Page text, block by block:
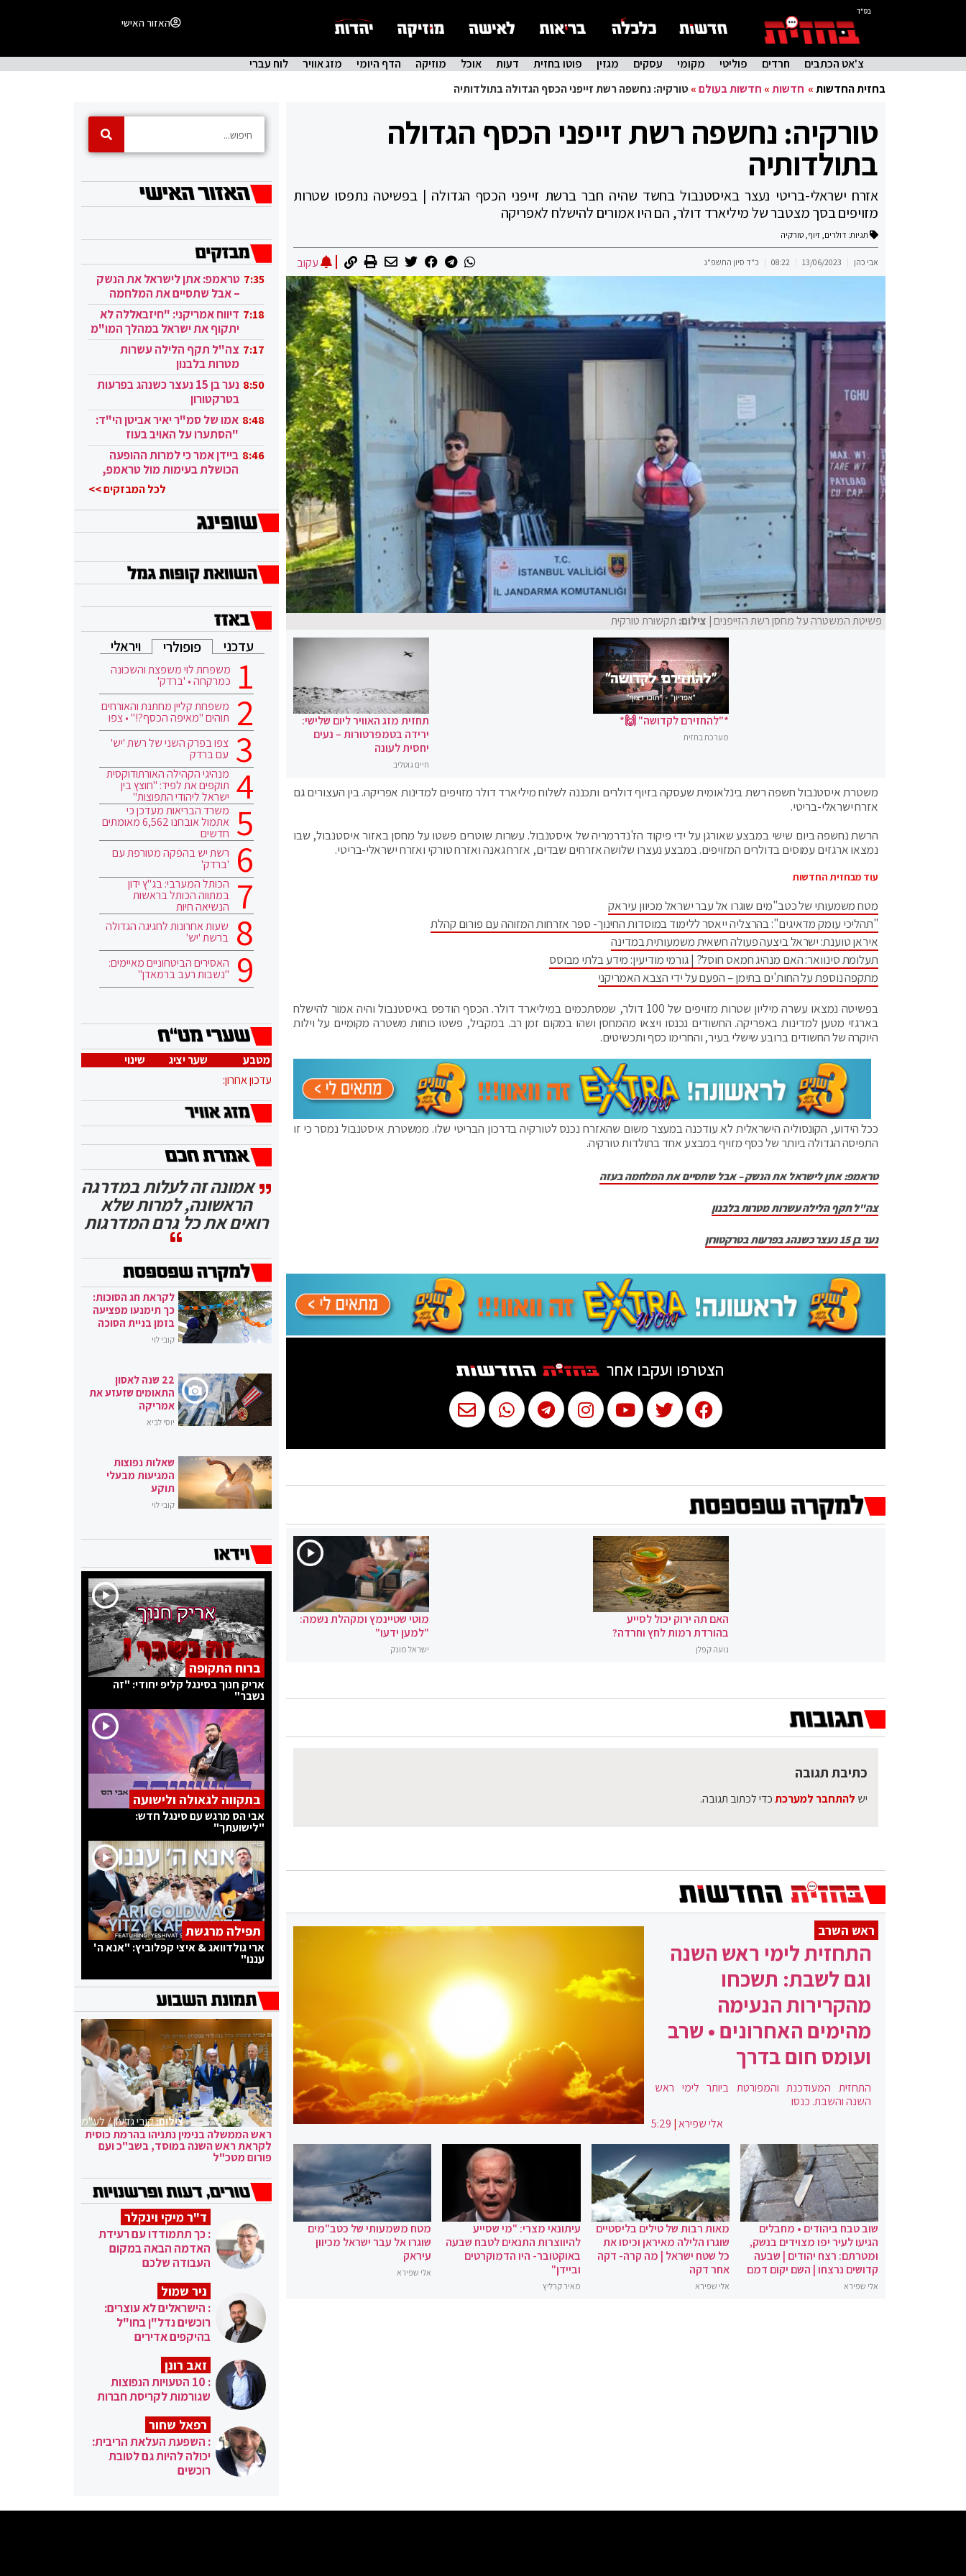
בס"ד
האזור האישי
צ'אט הכתבים חרדים פוליטי מקומי עסקים מגזין פוטו בחזית דעות אוכל מוזיקה הדף היומי מזג אוויר
לוח עברי
בחזית החדשות» חדשות» חדשות בעולם»טורקיה: נחשפה רשת זייפני הכסף הגדולה בתולדותיה
טורקיה: נחשפה רשת זייפני הכסף הגדולה
בתולדותיה
אזרח ישראלי-בריטי נעצר באיסטנבול בחשד שהיה חבר ברשת זייפני הכסף הגדולה | בפשיטה נתפסו שטרות
מזויפים בסך מצטבר של מיליארד דולר, הם היו אמורים להישלח לאפריקה
תגיות: דולרים, זיוף, טורקיה
אבי כהן 13/06/2023
08:22 כ"ד סיון התשפ"ג עקוב
פשיטת המשטרה על מחסן רשת הזייפנים | צילום: תקשורת טורקית
*"להחזירם לקדושה" 🙌*
מערכת בחזית
תחזית מזג האוויר ליום שלישי:
ירידה בטמפרטורות – נעים
יחסית לעונה
חיים גוטליב
משטרת איסטנבול חשפה רשת בינלאומית שעסקה בזיוף דולרים ותכננה לשלוח מיליארד דולר מזויפים למדינות אפריקה. בין העצורים גם
אזרח ישראלי-בריטי.
הרשת נחשפה ביום שישי במבצע שאורגן על ידי פיקוד הז'נדרמריה של איסטנבול. עשרות שוטרים פשטו על מחסן באזור איסטנבול, שבו
נמצאו ארגזים עמוסים בדולרים המזויפים. במבצע נעצרו שלושה אזרחים שבדים, אזרח גאנה ואזרח טורקי ואזרח ישראלי-בריטי.
עוד מבחזית החדשות
מטח משמעותי של כטב"מים שוגרו אל עבר ישראל מכיוון עיראק
"תהליכי עומק מדאיגים": בהרצליה ייאסר ללימוד במוסדות החינוך- ספר אזרחות המזוהה עם פורום קהלת
איראן טוענת: ישראל ביצעה פעולה חשאית משמעותית במדינה
תעלומת סינוואר: האם מנהיג חמאס חוסל? | גורמי מודיעין: מידע בלתי מבוסס
מתקפה נוספת על החות'ים בתימן – הפעם על ידי הצבא האמריקני
בפשיטה נמצאו עשרה מיליון שטרות מזויפים של 100 דולר, שמסתכמים במיליארד דולר. הכסף הודפס באיסטנבול והיה אמור להישלח
בארגזי מטען למדינות באפריקה. החשודים נכנסו ויצאו מהמחסן ושהו במקום זמן רב. במקביל, פשטו כוחות משטרה מקומיים על וילות
היוקרה של החשודים ברובע שישלי בעיר, והחרימו כסף ותכשיטים.
ככל הידוע, הקונסוליה הישראלית לא עודכנה במעצר משום שהאזרח נכנס לטורקיה בדרכון הבריטי שלו. ממשטרת איסטנבול נמסר כי זו
התפיסה הגדולה ביותר של כסף מזויף במבצע אחד בתולדות טורקיה.
טראמפ: אתן לישראל את הנשק – אבל שתסיים את המלחמה בעזה
צה"ל תקף הלילה עשרות מטרות בלבנון
נער בן 15 נעצר כשנהג בפרעות בטרקטורון
הצטרפו ועקבו אחר
האם תה ירוק יכול לסייע
בהורדת רמות לחץ וחרדה?
נועה קפלן
מוטי שטיינמץ ומקהלת נשמה:
"למען ידעו"
ישראל מונק
כתיבת תגובה
יש להתחבר למערכתכדי לכתוב תגובה.
ראש השרב
התחזית לימי ראש השנה
וגם לשבת: תשכחו
מהקרירות הנעימה
מהימים האחרונים • שרב
ועומס חום בדרך
התחזית המעודכנת והמפורטת ביותר לימי ראש
השנה והשבת. כנסו
אלי שפירא|
5:29
שוב טבח ביהודים • מחבלים
הגיעו לעיר יפו מצוידים בנשק,
ומטרתם: רצח יהודים | שבעה
קדושים נרצחו | השם יקום דמם
אלי שפירא
מאות רבות של טילים בליסטיים
שוגרו הלילה מאיראן וכיסו את
כל שטח ישראל | מה קרה- דקה
אחר דקה
אלי שפירא
עיתונאי מצרי: "מי שסייע
להיווצרות התנאים לטבח שבעה
באוקטובר- היו הדמוקרטים
וביידן"
מאיר קרליץ
מטח משמעותי של כטב"מים
שוגרו אל עבר ישראל מכיוון
עיראק
אלי שפירא
7:35 טראמפ: אתן לישראל את הנשק
– אבל שתסיים את המלחמה
בעזה 7:18 דיווח אמריקני: "חיזבאללה לא
יתקוף את ישראל במהלך המו"מ
בקטאר" 7:17 צה"ל תקף הלילה עשרות
מטרות בלבנון
8:50
נער בן 15 נעצר כשנהג בפרעות
בטרקטורון
8:48 אמו של סמ"ר יאיר אביטן הי"ד:
"הסתערו על האויב בעוז
ובגבורה" 8:46 ביידן אמר כי למרות ההופעה
הכושלת בעימות מול טראמפ,
לכל המבזקים >>
עדכני פופולרי ויראלי
משפחת לוי משפצת והשכונה
כמרקחה • 'ברדק'
משפחת קליין מחתנת והאורחים
תוהים "מאיפה הכסף?!" • צפו
צפו בפרק השני של רשת 'יש'
עם ברדק
מנהיגי הקהילה האורתודוקסית
תוקפים את לפיד: "חוצץ בין
ישראל ליהודי התפוצות"
משרד הבריאות מעדכן כי
אתמול אובחנו 6,562 מאומתים
חדשים
רשת יש בהפקה מטורפת עם
'ברדק'
הכותל המערבי: בג"ץ ידון
במתווה הכותל בראשות
הנשיאה חיות
שעות אחרונות לחגיגה הגדולה
ברשת 'יש'
האסירים הביטחוניים מאיימים:
"נשבות רעב ברמאדן"
מטבע שער יציג
שינוי
עדכון אחרון:
אמונה זה לעלות במדרגה
הראשונה, למרות שלא
רואים את כל גרם המדרגות
לקראת חג הסוכות:
כך תימנעו מפציעה
בזמן בניית הסוכה
קובי לוי
22 שנה לאסון
התאומים שזעזע את
אמריקה
יוסי לביא
שאלות נפוצות
המגיעות מבעלי
תוקע
קובי לוי
ברוח התקופה
אריק חנוך בסינגל קליפ יחודי: "זה
נשבר"
בתקווה לגאולה ולישועה
אבי הס מרגש עם סינגל חדש:
"לישועתך"
תפילה מרגשת
ארי גולדוואג & איצי קפלוביץ: "אנא ה'
עננו"
צילום:קובי גדעון / לע"מ
ראש הממשלה בנימין נתניהו בהרמת כוסית
לקראת ראש השנה במוסד, בשב"כ ועם
פורום מטכ"ל
ד"ר מיקי וינקלר
: כך תתמודדו עם רעידת
האדמה הבאה במקום
העבודה שלכם
ניר שמול
: הישראלים לא עוצרים:
רוכשים נדל"ן בחו"ל
בהיקפים אדירים
זאב רונן
: 10 הטעויות הנפוצות
שגורמות לקריסת חברות
רפאל שחור
: השפעת העלאת הריבית:
יכולה להיות גם לטובת
רוכשים